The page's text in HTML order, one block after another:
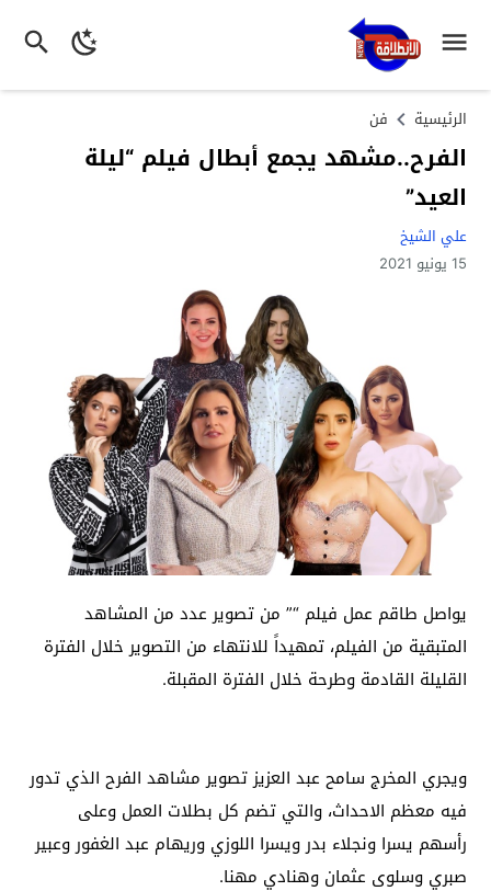
الرئيسية فن
الفرح..مشهد يجمع أبطال فيلم “ليلة
العيد”
علي الشيخ
15 يونيو 2021
يواصل طاقم عمل فيلم “” من تصوير عدد من المشاهد
المتبقية من الفيلم، تمهيداً للانتهاء من التصوير خلال الفترة
القليلة القادمة وطرحة خلال الفترة المقبلة.
ويجري المخرج سامح عبد العزيز تصوير مشاهد الفرح الذي تدور
فيه معظم الاحداث، والتي تضم كل بطلات العمل وعلى
رأسهم يسرا ونجلاء بدر ويسرا اللوزي وريهام عبد الغفور وعبير
صبري وسلوى عثمان وهنادي مهنا.